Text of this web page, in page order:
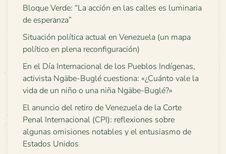
Bloque Verde: “La acción en las calles es luminaria
de esperanza”
Situación política actual en Venezuela (un mapa
político en plena reconfiguración)
En el Día Internacional de los Pueblos Indígenas,
activista Ngäbe-Buglé cuestiona: «¿Cuánto vale la
vida de un niño o una niña Ngäbe-Buglé?»
El anuncio del retiro de Venezuela de la Corte
Penal Internacional (CPI): reflexiones sobre
algunas omisiones notables y el entusiasmo de
Estados Unidos